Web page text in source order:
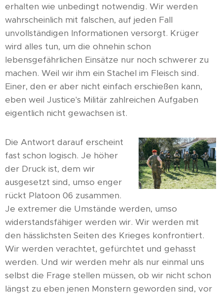
erhalten wie unbedingt notwendig. Wir werden
wahrscheinlich mit falschen, auf jeden Fall
unvollständigen Informationen versorgt. Krüger
wird alles tun, um die ohnehin schon
lebensgefährlichen Einsätze nur noch schwerer zu
machen. Weil wir ihm ein Stachel im Fleisch sind.
Einer, den er aber nicht einfach erschießen kann,
eben weil Justice's Militär zahlreichen Aufgaben
eigentlich nicht gewachsen ist.
Die Antwort darauf erscheint
fast schon logisch. Je höher
der Druck ist, dem wir
ausgesetzt sind, umso enger
rückt Platoon 06 zusammen.
Je extremer die Umstände werden, umso
widerstandsfähiger werden wir. Wir werden mit
den hässlichsten Seiten des Krieges konfrontiert.
Wir werden verachtet, gefürchtet und gehasst
werden. Und wir werden mehr als nur einmal uns
selbst die Frage stellen müssen, ob wir nicht schon
längst zu eben jenen Monstern geworden sind, vor